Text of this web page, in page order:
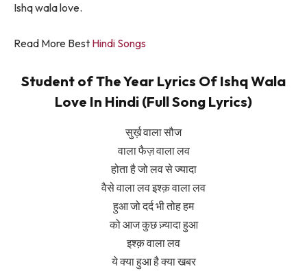
Ishq wala love.
Read More Best Hindi Songs
Student of The Year Lyrics Of Ishq Wala
Love In Hindi (Full Song Lyrics)
सुर्ख़ वाला सौज
वाला फैज़ वाला लव
होता है जो लव से ज्यादा
वैसे वाला लव इश्क़ वाला लव
हुआ जो दर्द भी तोह हम
को आज कुछ ज़्यादा हुआ
इश्क़ वाला लव
ये क्या हुआ है क्या खबर